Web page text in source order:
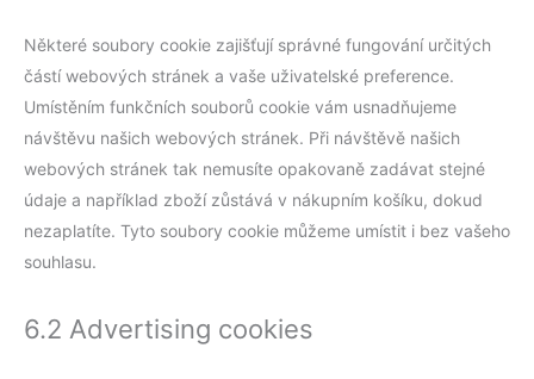
Některé soubory cookie zajišťují správné fungování určitých
částí webových stránek a vaše uživatelské preference.
Umístěním funkčních souborů cookie vám usnadňujeme
návštěvu našich webových stránek. Při návštěvě našich
webových stránek tak nemusíte opakovaně zadávat stejné
údaje a například zboží zůstává v nákupním košíku, dokud
nezaplatíte. Tyto soubory cookie můžeme umístit i bez vašeho
souhlasu.
6.2 Advertising cookies